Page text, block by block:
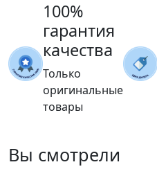
100%
гарантия
качества
Только
оригинальные
товары
Вы смотрели